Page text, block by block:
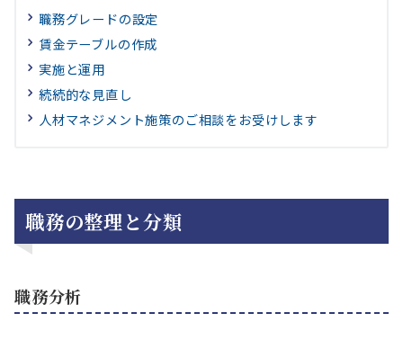
職務グレードの設定
賃金テーブルの作成
実施と運用
続続的な見直し
人材マネジメント施策のご相談をお受けします
職務の整理と分類
職務分析